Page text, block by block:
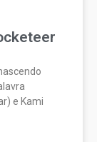
e Kami